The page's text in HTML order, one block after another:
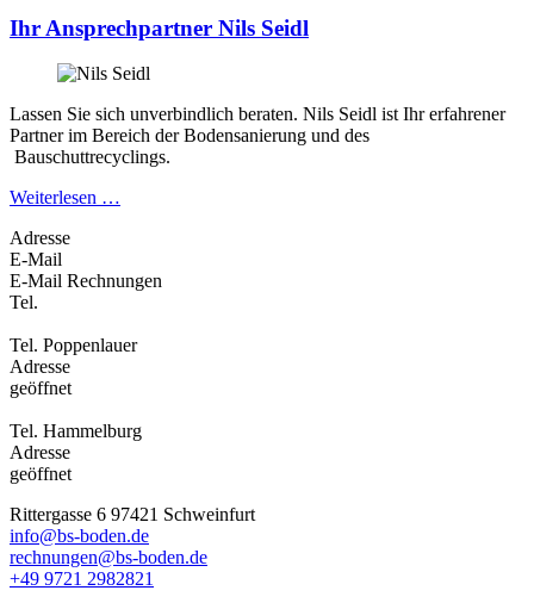
Ihr Ansprech­partner Nils Seidl
Lassen Sie sich unverbindlich beraten. Nils Seidl ist Ihr erfahrener
Partner im Bereich der Bodensanierung und des
Bauschuttrecyclings.
Weiterlesen …
Adresse
E-Mail
E-Mail Rechnungen
Tel.
Tel. Poppenlauer
Adresse
geöffnet
Tel. Hammelburg
Adresse
geöffnet
Rittergasse 6 97421 Schweinfurt
info@bs-boden.de
rechnungen@bs-boden.de
+49 9721 2982821